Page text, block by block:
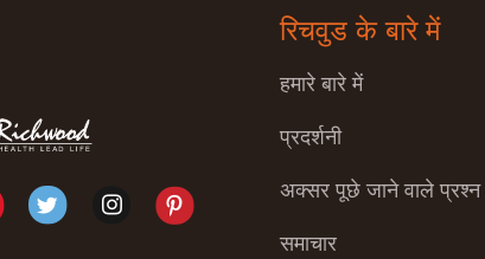
रिचवुड के बारे में
हमारे बारे में
प्रदर्शनी
अक्सर पूछे जाने वाले प्रश्न
समाचार